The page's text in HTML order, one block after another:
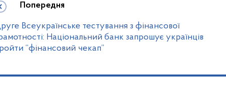
Попередня
Всеукраїнське тестування з фінансової
Національний банк запрошує українців
“фінансовий чекап”